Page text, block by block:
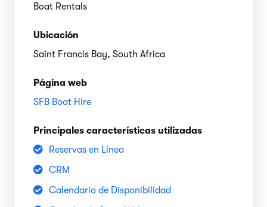
Boat Rentals
Ubicación
Saint Francis Bay, South Africa
Página web
SFB Boat Hire
Principales características utilizadas
Reservas en Línea
CRM
Calendario de Disponibilidad